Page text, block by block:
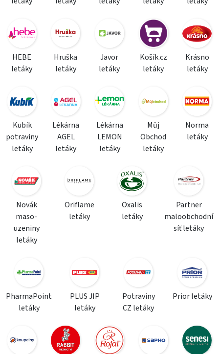
HEBE
letáky
Hruška
letáky
Javor
letáky
Košík.cz
letáky
Krásno
letáky
Kubík
potraviny
letáky
Lékárna
AGEL
letáky
Lékárna
LEMON
letáky
Můj
Obchod
letáky
Norma
letáky
Novák
maso-
uzeniny
letáky
Oriflame
letáky
Oxalis
letáky
Partner
maloobchodní
síť letáky
PharmaPoint
letáky
PLUS JIP
letáky
Potraviny
CZ letáky
Prior letáky